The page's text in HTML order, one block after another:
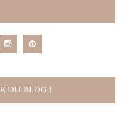
DU BLOG !